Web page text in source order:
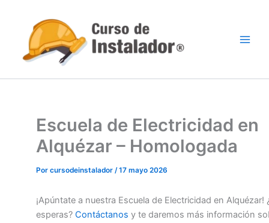
contenido
Escuela de Electricidad en
Alquézar – Homologada
Por cursodeinstalador /17 mayo 2026
¡Apúntate a nuestra Escuela de Electricidad en Alquézar!
esperas? Contáctanos y te daremos más información